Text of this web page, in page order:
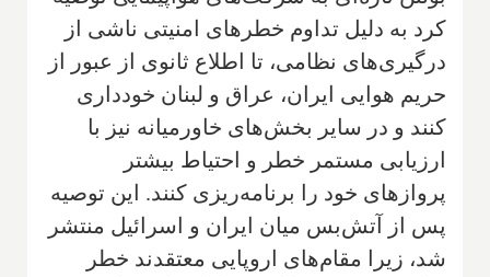
کرد به دلیل تداوم خطرهای امنیتی ناشی از
درگیری‌های نظامی، تا اطلاع ثانوی از عبور از
حریم هوایی ایران، عراق و لبنان خودداری
کنند و در سایر بخش‌های خاورمیانه نیز با
ارزیابی مستمر خطر و احتیاط بیشتر
پروازهای خود را برنامه‌ریزی کنند. این توصیه
پس از آتش‌بس میان ایران و اسرائیل منتشر
شد، زیرا مقام‌های اروپایی معتقدند خطر